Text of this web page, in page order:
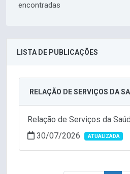
encontradas
LISTA DE PUBLICAÇÕES
RELAÇÃO DE SERVIÇOS DA
Relação de Serviços da
30/07/2026
ATUALIZADA